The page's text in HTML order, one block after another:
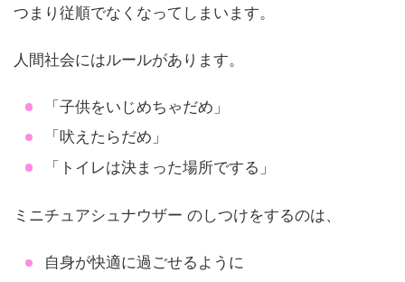
つまり従順でなくなってしまいます。
人間社会にはルールがあります。
「子供をいじめちゃだめ」
「吠えたらだめ」
「トイレは決まった場所でする」
ミニチュアシュナウザー のしつけをするのは、
自身が快適に過ごせるように